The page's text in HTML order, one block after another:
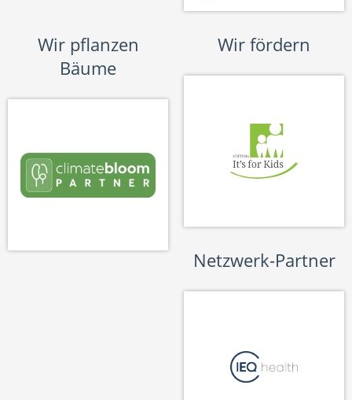
Wir pflanzen
Bäume
Wir fördern
Netzwerk-Partner